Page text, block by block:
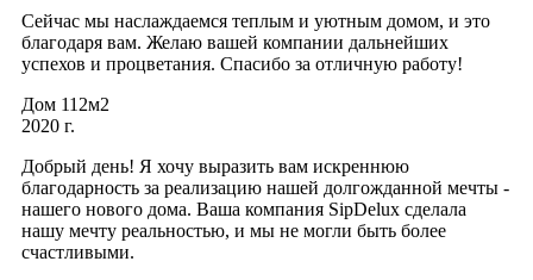
Сейчас мы наслаждаемся теплым и уютным домом, и это
благодаря вам. Желаю вашей компании дальнейших
успехов и процветания. Спасибо за отличную работу!
Дом 112м2
2020 г.
Добрый день! Я хочу выразить вам искреннюю
благодарность за реализацию нашей долгожданной мечты -
нашего нового дома. Ваша компания SipDelux сделала
нашу мечту реальностью, и мы не могли быть более
счастливыми.